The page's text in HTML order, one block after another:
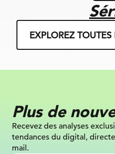
EXPLOREZ TOUTES
Plus de
Recevez des analyses
tendances du digital,
mail.